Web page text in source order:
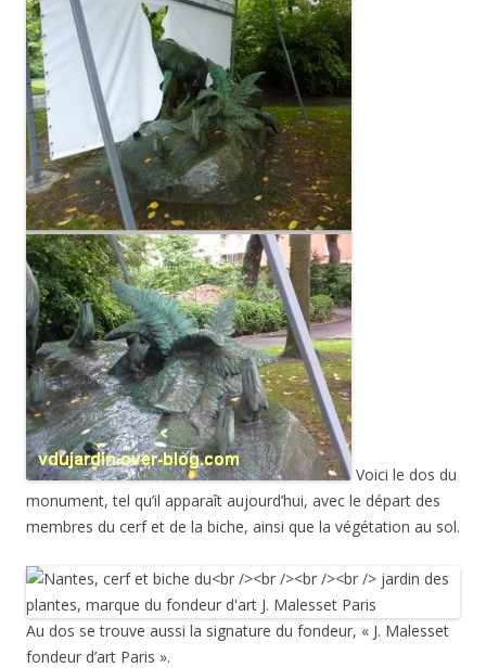
Voici le dos du
monument, tel qu’il apparaît aujourd’hui, avec le départ des
membres du cerf et de la biche, ainsi que la végétation au sol.
Au dos se trouve aussi la signature du fondeur, « J. Malesset
fondeur d’art Paris ».